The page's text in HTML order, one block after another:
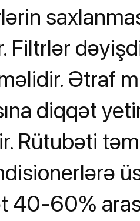
Filtrlər
Ətraf
diqqət
Rütubəti
40-60%